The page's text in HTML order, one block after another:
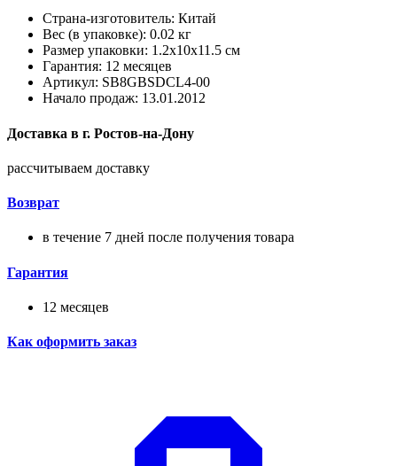
Страна-изготовитель: Китай
Вес (в упаковке): 0.02 кг
Размер упаковки: 1.2x10x11.5 см
Гарантия: 12 месяцев
Артикул: SB8GBSDCL4-00
Начало продаж: 13.01.2012
Доставка в г. Ростов-на-Дону
рассчитываем доставку
Возврат
в течение 7 дней после получения товара
Гарантия
12 месяцев
Как оформить заказ